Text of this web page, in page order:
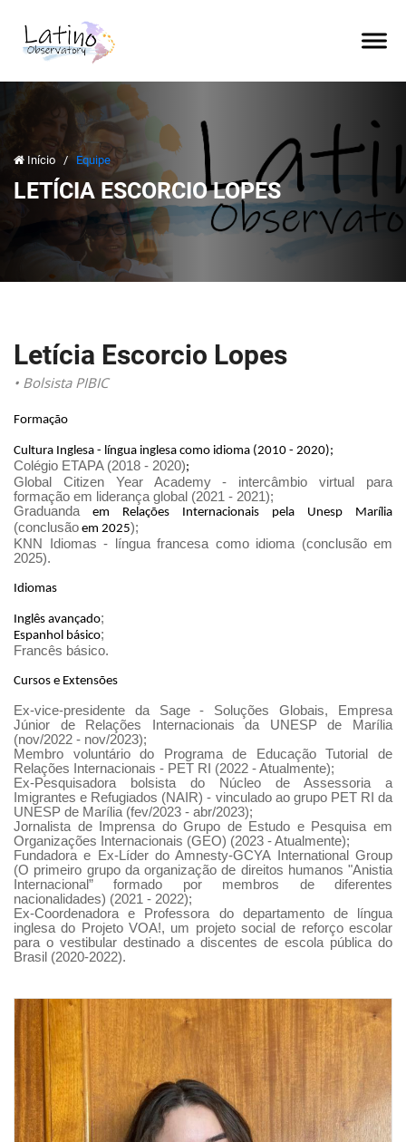
Início / Equipe
LETÍCIA ESCORCIO LOPES
Letícia Escorcio Lopes
• Bolsista PIBIC
Formação
Cultura Inglesa - língua inglesa como idioma (2010 - 2020);
Colégio ETAPA (2018 - 2020);
Global Citizen Year Academy - intercâmbio virtual para
formação em liderança global (2021 - 2021);
Graduandaem Relações Internacionais pela Unesp Marília
(conclusão em 2025);
KNN Idiomas - língua francesa como idioma (conclusão em
2025).
Idiomas
Inglês avançado;
Espanhol básico;
Francês básico.
Cursos e Extensões
Ex-vice-presidente da Sage - Soluções Globais, Empresa
Júnior de Relações Internacionais da UNESP de Marília
(nov/2022 - nov/2023);
Membro voluntário do Programa de Educação Tutorial de
Relações Internacionais - PET RI (2022 - Atualmente);
Ex-Pesquisadora bolsista do Núcleo de Assessoria a
Imigrantes e Refugiados (NAIR) - vinculado ao grupo PET RI da
UNESP de Marília (fev/2023 - abr/2023);
Jornalista de Imprensa do Grupo de Estudo e Pesquisa em
Organizações Internacionais (GEO) (2023 - Atualmente);
Fundadora e Ex-Líder do Amnesty-GCYA International Group
(O primeiro grupo da organização de direitos humanos "Anistia
Internacional” formado por membros de diferentes
nacionalidades) (2021 - 2022);
Ex-Coordenadora e Professora do departamento de língua
inglesa do Projeto VOA!, um projeto social de reforço escolar
para o vestibular destinado a discentes de escola pública do
Brasil (2020-2022).